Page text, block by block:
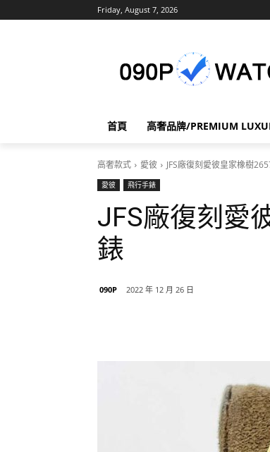
Friday, August 7, 2026
首頁 高奢品牌/PREMIUM
高奢款式 愛彼 JFS廠復刻愛彼皇家橡樹
愛彼 飛行手錶
JFS廠復刻愛
錶
090P 2022 年 12 月 26 日